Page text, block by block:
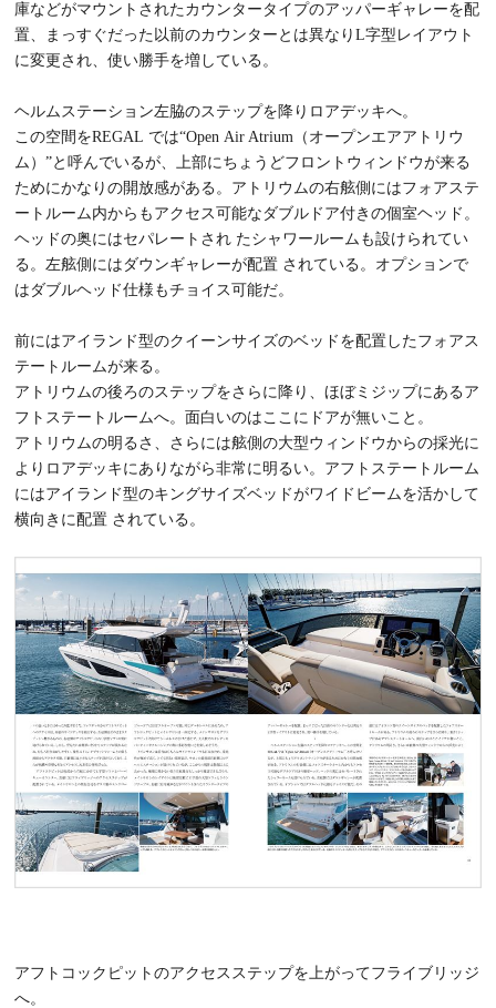
庫などがマウントされたカウンタータイプのアッパーギャレーを配
置、まっすぐだった以前のカウンターとは異なりL字型レイアウト
に変更され、使い勝手を増している。
ヘルムステーション左脇のステップを降りロアデッキへ。
この空間をREGAL では“Open Air Atrium（オープンエアアトリウ
ム）”と呼んでいるが、上部にちょうどフロントウィンドウが来る
ためにかなりの開放感がある。アトリウムの右舷側にはフォアステ
ートルーム内からもアクセス可能なダブルドア付きの個室ヘッド。
ヘッドの奥にはセパレートされ たシャワールームも設けられてい
る。左舷側にはダウンギャレーが配置 されている。オプションで
はダブルヘッド仕様もチョイス可能だ。
前にはアイランド型のクイーンサイズのベッドを配置したフォアス
テートルームが来る。
アトリウムの後ろのステップをさらに降り、ほぼミジップにあるア
フトステートルームへ。面白いのはここにドアが無いこと。
アトリウムの明るさ、さらには舷側の大型ウィンドウからの採光に
よりロアデッキにありながら非常に明るい。アフトステートルーム
にはアイランド型のキングサイズベッドがワイドビームを活かして
横向きに配置 されている。
アフトコックピットのアクセスステップを上がってフライブリッジ
へ。